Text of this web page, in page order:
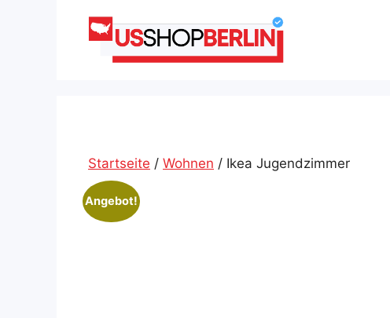
Startseite / Wohnen / Ikea Jugendzimmer
Angebot!